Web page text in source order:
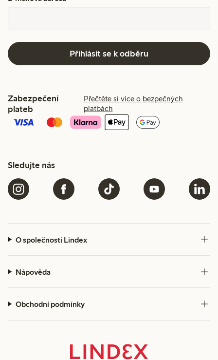
Přihlásit se k odběru
Zabezpečení
plateb
Přečtěte si více o bezpečných
platbách
Sledujte nás
O společnosti Lindex
Nápověda
Obchodní podmínky